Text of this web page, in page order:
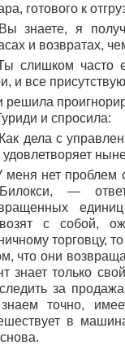
готового к
знаете, я
и возвратах,
слишком часто
и все
решила
и спросила:
дела с
удовлетворяет
нет проблем
—
с собой,
торговцу,
что они
знает только
за
точно,
в